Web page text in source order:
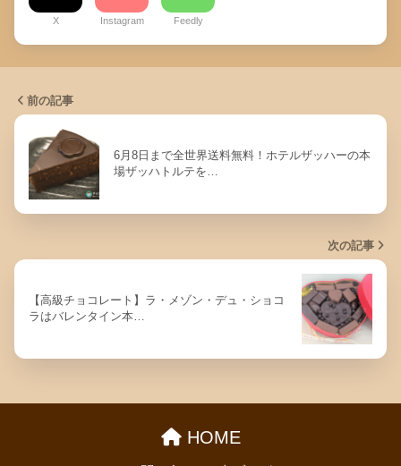
X Instagram Feedly
前の記事
6月8日まで全世界送料無料！ホテルザッハーの本
場ザッハトルテを…
次の記事
【高級チョコレート】ラ・メゾン・デュ・ショコ
ラはバレンタイン本…
HOME